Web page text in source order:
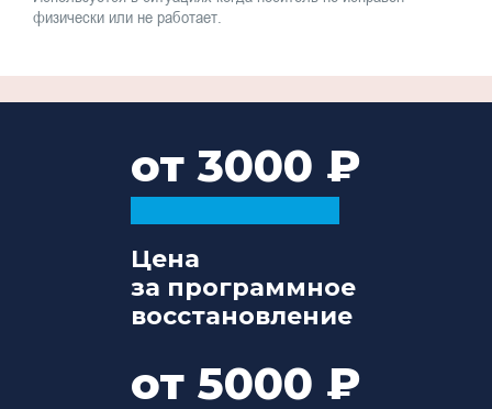
физически или не работает.
от 3000
Цена
за программное
восстановление
от 5000